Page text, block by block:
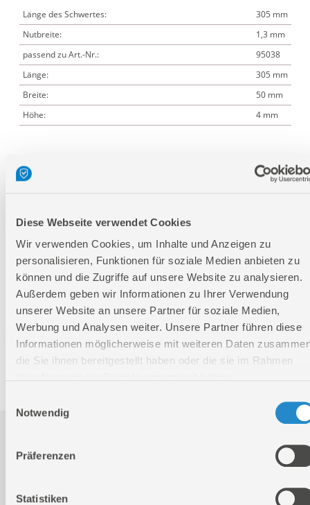
Diese Webseite verwendet Cookies
Wir verwenden Cookies, um Inhalte und Anzeigen zu
personalisieren, Funktionen für soziale Medien anbieten zu
können und die Zugriffe auf unsere Website zu analysieren.
Außerdem geben wir Informationen zu Ihrer Verwendung
unserer Website an unsere Partner für soziale Medien,
Werbung und Analysen weiter. Unsere Partner führen diese
Informationen möglicherweise mit weiteren Daten
die Sie ihnen bereitgestellt haben oder die sie im Rahmen
Notwendig
Präferenzen
Statistiken
Länge des Schwertes:
305 mm
Nutbreite:
1,3 mm
passend zu Art.-Nr.:
95038
Länge:
305 mm
Breite:
50 mm
Höhe:
4 mm
Länge
Breite
60 mm
Höhe
20 mm
Nettogewicht:
0,44 kg
Bruttogewicht:
0,44 kg
GTIN:
4015671818225